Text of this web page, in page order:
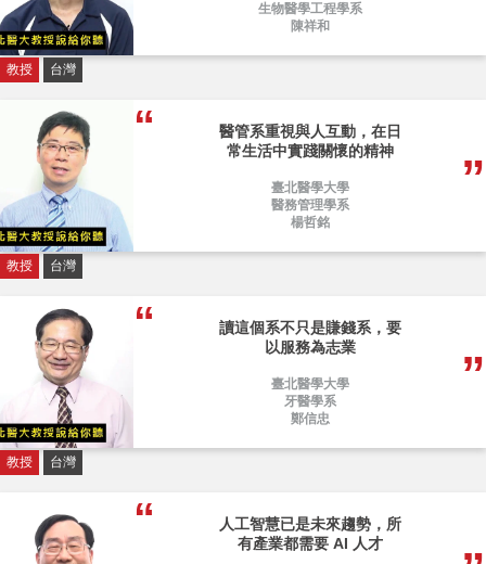
生物醫學工程學系
陳祥和
教授 台灣
醫管系重視與人互動，在日
常生活中實踐關懷的精神
臺北醫學大學
醫務管理學系
楊哲銘
教授 台灣
讀這個系不只是賺錢系，要
以服務為志業
臺北醫學大學
牙醫學系
鄭信忠
教授 台灣
人工智慧已是未來趨勢，所
有產業都需要 AI 人才